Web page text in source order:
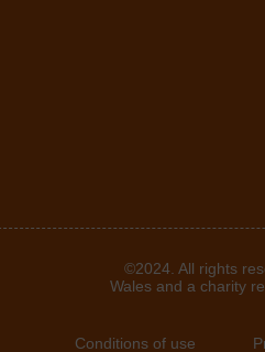
©2024. All rights
Wales and a charity
Conditions of use